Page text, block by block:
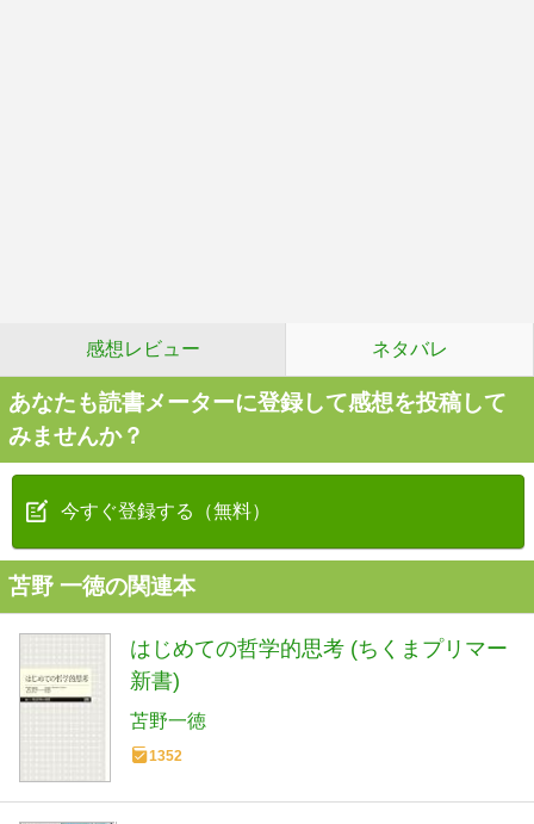
感想レビュー ネタバレ
あなたも読書メーターに登録して感想を投稿して
みませんか？
今すぐ登録する（無料）
苫野 一徳の関連本
はじめての哲学的思考 (ちくまプリマー
新書)
苫野一徳
1352